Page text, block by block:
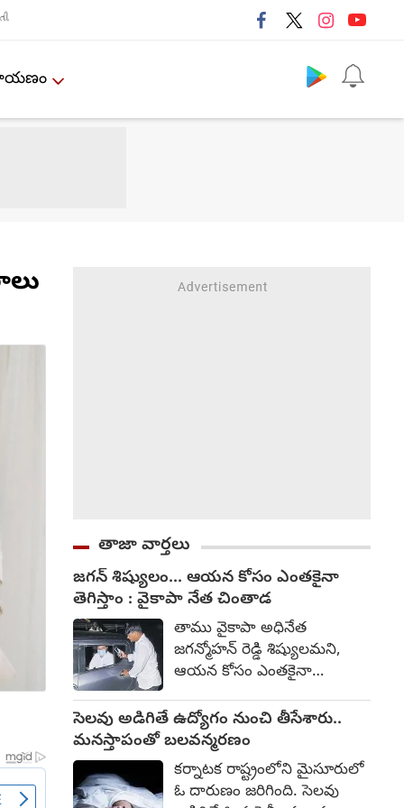
తాజా వార్తలు
జగన్ శిష్యులం... ఆయన కోసం ఎంతకైనా
తెగిస్తాం : వైకాపా నేత చింతాడ
తాము వైకాపా అధినేత
జగన్మోహన్ రెడ్డి శిష్యులమని,
ఆయన కోసం ఎంతకైనా
ఆముదాలవలస వైకాపా
నియోజకవర్గ సమన్వయకర్త
చింతాడ రవికుమార్ అన్నారు.
గత నెల 30వ తేదీన శ్రీకాకుళంలో
బందోబస్తు విధుల్లో ఉన్న మహిళా
సెలవు అడిగితే ఉద్యోగం నుంచి తీసేశారు..
మనస్తాపంతో బలవన్మరణం
కర్నాటక రాష్ట్రంలోని మైసూరులో
ఓ దారుణం జరిగింది. సెలవు